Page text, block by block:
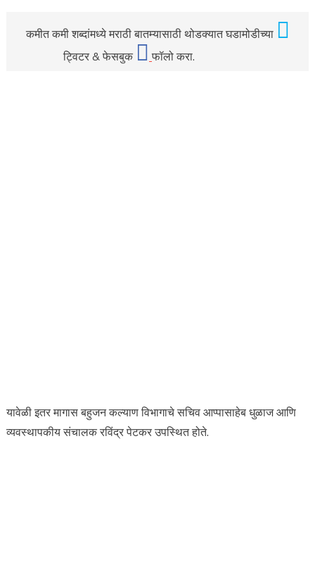
कमीत कमी शब्दांमध्ये मराठी बातम्यासाठी थोडक्यात घडामोडीच्या
ट्विटर & फेसबुक
फॉलो करा.
यावेळी इतर मागास बहुजन कल्याण विभागाचे सचिव आप्पासाहेब धुळाज आणि
व्यवस्थापकीय संचालक रविंद्र पेटकर उपस्थित होते.